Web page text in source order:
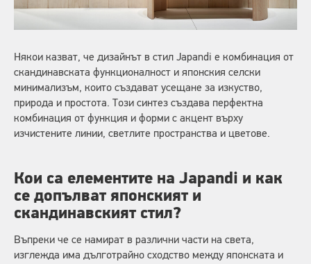
Някои казват, че дизайнът в стил Japandi е комбинация от
скандинавската функционалност и японския селски
минимализъм, които създават усещане за изкуство,
природа и простота. Този синтез създава перфектна
комбинация от функция и форми с акцент върху
изчистените линии, светлите пространства и цветове.
Кои са елементите на Japandi и как
се допълват японският и
скандинавският стил?
Въпреки че се намират в различни части на света,
изглежда има дълготрайно сходство между японската и